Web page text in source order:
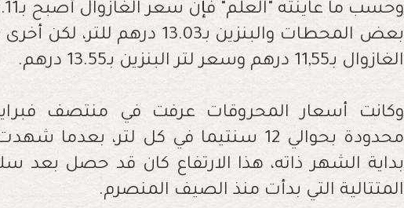
بعض المحطات والبنزين بـ13.03
الغازوال بـ11,55 درهم وسعر لتر البنزين بـ13.55 درهم
.
وكانت أسعار المحروقات عرفت في منتصف
محدودة بحوالي 12 سنتيما في كل لتر،
بداية الشهر ذاته، هذا الارتفاع كان قد حصل بعد
المتتالية التي بدأت منذ الصيف المنصرم.